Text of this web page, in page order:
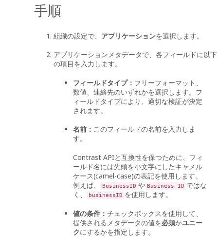
手順
組織の設定で、 アプリケーションを選択します。
アプリケーションメタデータで、各フィールドに以下
の項目を入力します。
フィールドタイプ： フリーフォーマット、
数値、連絡先のいずれかを選択します。フ
ィールドタイプにより、適切な検証が決定
されます。
名前： このフィールドの名前を入力しま
す。
Contrast APIと互換性を保つために、フィ
ールド名には先頭を小文字にしたキャメル
ケース(camel-case)の表記を使用します。
例えば、
BusinessID や Business ID ではな
く、
businessID を使用します。
値の条件： チェックボックスを使用して、
提供されるメタデータの値を必須かユニー
クにするかを指定します。